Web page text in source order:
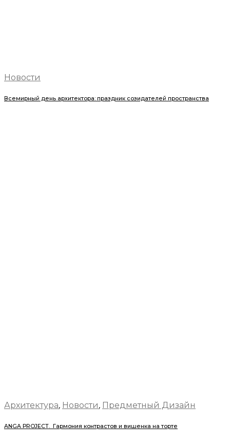
Новости
Всемирный день архитектора: праздник созидателей пространства
Архитектура, Новости, Предметный Дизайн
ANGA PROJECT. Гармония контрастов и вишенка на торте